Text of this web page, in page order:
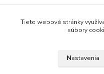
Tieto webové stránky
súbory
Nastavenia